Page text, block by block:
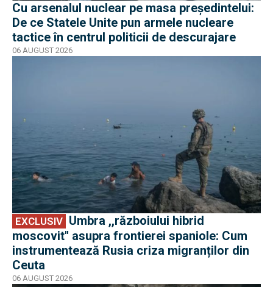
Cu arsenalul nuclear pe masa preşedintelui:
De ce Statele Unite pun armele nucleare
tactice în centrul politicii de descurajare
06 AUGUST 2026
EXCLUSIV
moscovit'' asupra frontierei spaniole: Cum
instrumentează Rusia criza migranților din
Ceuta
06 AUGUST 2026